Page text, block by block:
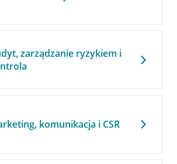
zarządzanie ryzykiem i
komunikacja i CSR